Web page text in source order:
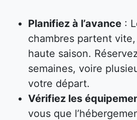
Planifiez à l’avance :
chambres partent
haute saison.
semaines, voire
votre départ.
Vérifiez les
vous que